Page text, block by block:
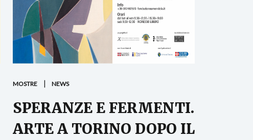
MOSTRE NEWS
SPERANZE E FERMENTI.
ARTE A TORINO DOPO IL